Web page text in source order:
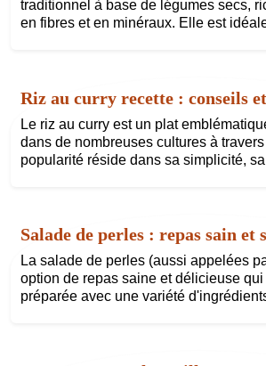
traditionnel à base de légumes secs,
en fibres et en minéraux. Elle est
Riz au curry recette : conseils
Le riz au curry est un plat
dans de nombreuses cultures à
popularité réside dans sa simplicité,
Salade de perles : repas sain et
La salade de perles (aussi appelées
option de repas saine et délicieuse qui
préparée avec une variété